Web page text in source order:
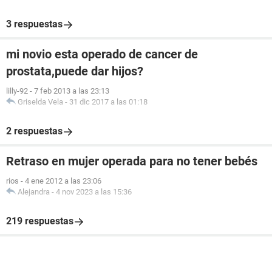
3 respuestas
mi novio esta operado de cancer de
prostata,puede dar hijos?
lilly-92 - 7 feb 2013 a las 23:13
Griselda Vela - 31 dic 2017 a las 01:18
2 respuestas
Retraso en mujer operada para no tener bebés
rios - 4 ene 2012 a las 23:06
Alejandra - 4 nov 2023 a las 15:36
219 respuestas